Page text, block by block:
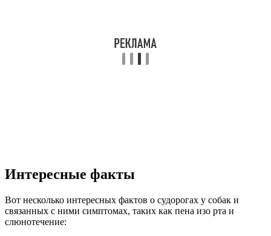
Интересные факты
Вот несколько интересных фактов о судорогах у собак и
связанных с ними симптомах, таких как пена изо рта и
слюнотечение: